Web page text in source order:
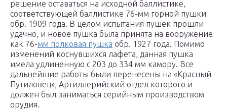
решение оставаться на исходной баллистике,
соответствующей баллистике 76-мм горной пушки
обр. 1909 года. В целом испытания пушек прошли
удачно, и новое пушка была принята на вооружение
как 76-мм полковая пушка обр. 1927 года. Помимо
изменений коснувшихся лафета, данная пушка
имела удлиненную с 203 до 334 мм камору. Все
дальнейшие работы были перенесены на «Красный
Путиловец», Артиллерийский отдел которого и
должен был заниматься серийным производством
орудия.